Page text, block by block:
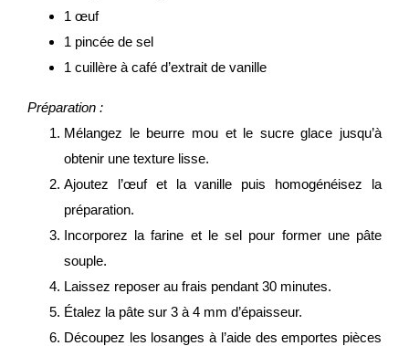
1 œuf
1 pincée de sel
1 cuillère à café d’extrait de vanille
Préparation :
Mélangez le beurre mou et le sucre glace jusqu’à
obtenir une texture lisse.
Ajoutez l’œuf et la vanille puis homogénéisez la
préparation.
Incorporez la farine et le sel pour former une pâte
souple.
Laissez reposer au frais pendant 30 minutes.
Étalez la pâte sur 3 à 4 mm d’épaisseur.
Découpez les losanges à l’aide des emportes pièces